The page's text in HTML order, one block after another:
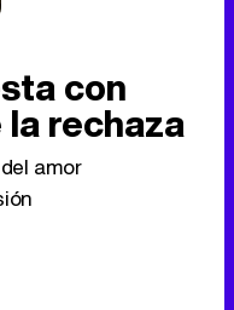
con
rechaza
amor